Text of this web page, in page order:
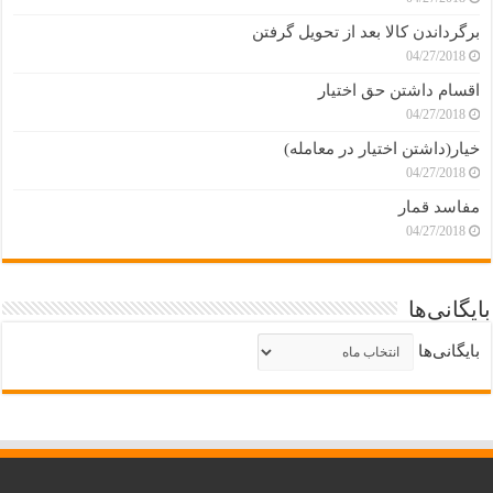
برگرداندن کالا بعد از تحویل گرفتن
04/27/2018
اقسام داشتن حق اختیار
04/27/2018
خیار(داشتن اختیار در معامله)
04/27/2018
مفاسد قمار
04/27/2018
بایگانی‌ها
بایگانی‌ها